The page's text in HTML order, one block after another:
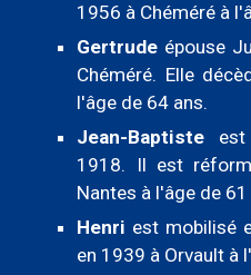
1956 à Chéméré à
Gertrude épouse
Chéméré. Elle
l'âge de 64 ans.
Jean-Baptiste
1918. Il est
Nantes à l'âge de 61
Henri est mobilisé
en 1939 à Orvault à